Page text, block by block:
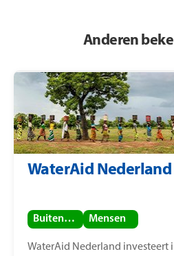
Anderen
WaterAid Nederland
Buitenland Mensen
WaterAid Nederland investeert